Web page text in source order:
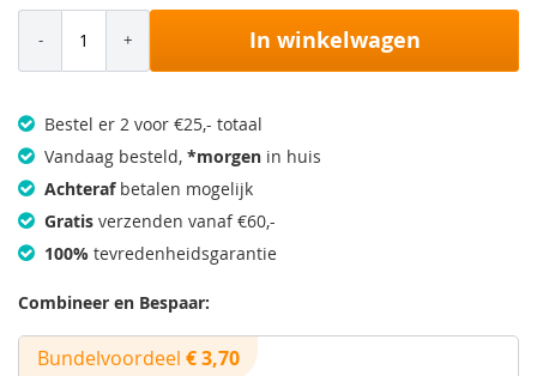
In winkelwagen
Bestel er 2 voor €25,- totaal
Vandaag besteld, *morgen in huis
Achterafbetalen mogelijk
Gratis verzenden vanaf €60,-
100% tevredenheidsgarantie
Combineer en Bespaar:
Bundelvoordeel € 3,70